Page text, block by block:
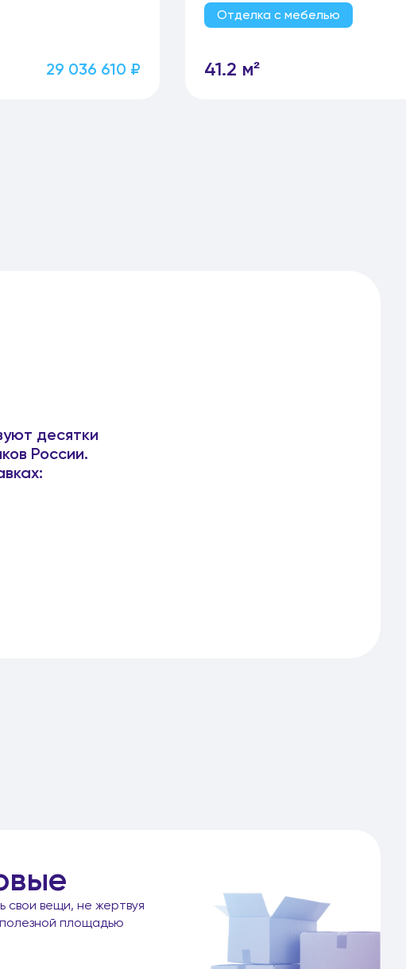
29 036 610 ₽
Отделка с мебелью
41.2 м²
десятки
России.
свои вещи, не жертвуя
площадью